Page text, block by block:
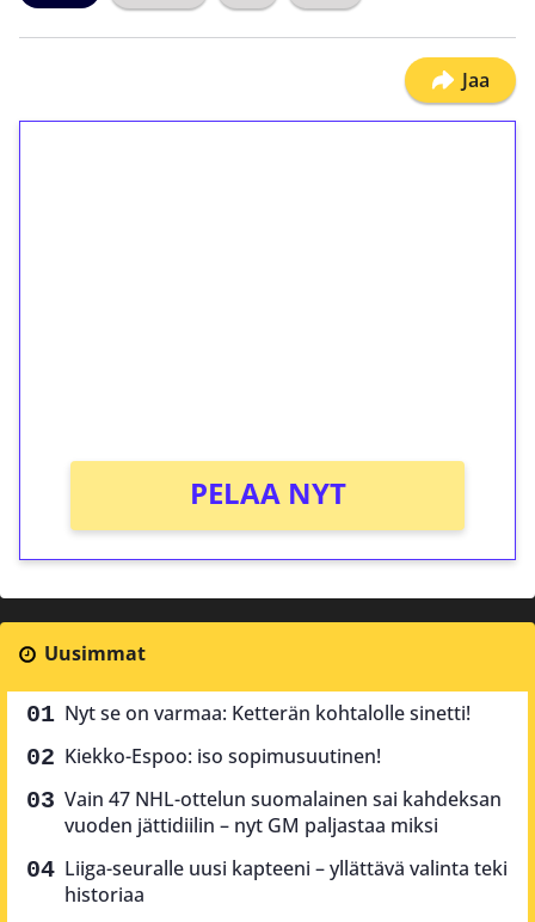
Jaa
PELAA NYT
Uusimmat
Nyt se on varmaa: Ketterän kohtalolle sinetti!
Kiekko-Espoo: iso sopimusuutinen!
Vain 47 NHL-ottelun suomalainen sai kahdeksan
vuoden jättidiilin – nyt GM paljastaa miksi
Liiga-seuralle uusi kapteeni – yllättävä valinta teki
historiaa